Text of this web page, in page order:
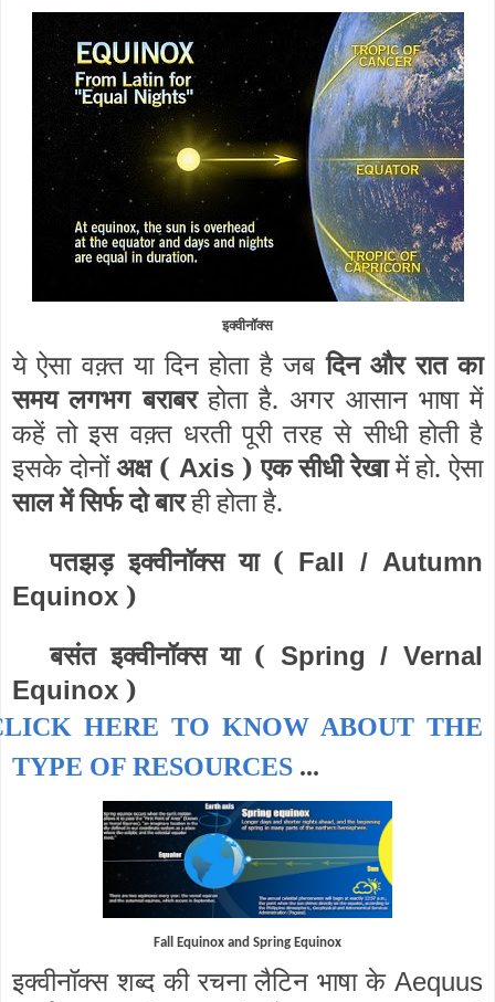
इक्वीनॉक्स
ये ऐसा वक़्त या दिन होता है जबदिन और रात का
समय लगभग बराबरहोता है. अगर आसान भाषा में
कहें तो इस वक़्त धरती पूरी तरह से सीधी होती है
इसके दोनोंअक्ष ( Axis) एक सीधी रेखामें हो. ऐसा
साल में सिर्फ दो बारही होता है.
पतझड़ इक्वीनॉक्स या ( Fall / Autumn
Equinox )
बसंत इक्वीनॉक्स या ( Spring / Vernal
Equinox )
HERE TO KNOW ABOUT THE
TYPE OF RESOURCES ...
Fall Equinox and Spring Equinox
इक्वीनॉक्स शब्द की रचना लैटिन भाषा के Aequus